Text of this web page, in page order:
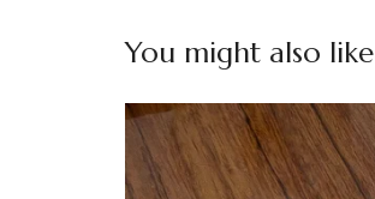
You might also like